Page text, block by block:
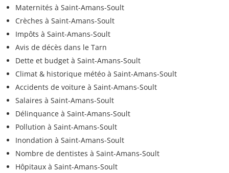
Maternités à Saint-Amans-Soult
Crèches à Saint-Amans-Soult
Impôts à Saint-Amans-Soult
Avis de décès dans le Tarn
Dette et budget à Saint-Amans-Soult
Climat & historique météo à Saint-Amans-Soult
Accidents de voiture à Saint-Amans-Soult
Salaires à Saint-Amans-Soult
Délinquance à Saint-Amans-Soult
Pollution à Saint-Amans-Soult
Inondation à Saint-Amans-Soult
Nombre de dentistes à Saint-Amans-Soult
Hôpitaux à Saint-Amans-Soult